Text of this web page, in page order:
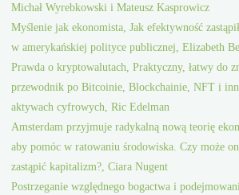
Michał Wyrebkowski i Mateusz Kasprowicz
Myślenie jak ekonomista, Jak efektywność
w amerykańskiej polityce publicznej, Elizabeth
Prawda o kryptowalutach, Praktyczny, łatwy do
przewodnik po Bitcoinie, Blockchainie, NFT i
aktywach cyfrowych, Ric Edelman
Amsterdam przyjmuje radykalną nową teorię
aby pomóc w ratowaniu środowiska. Czy może
zastąpić kapitalizm?, Ciara Nugent
Postrzeganie względnego bogactwa i